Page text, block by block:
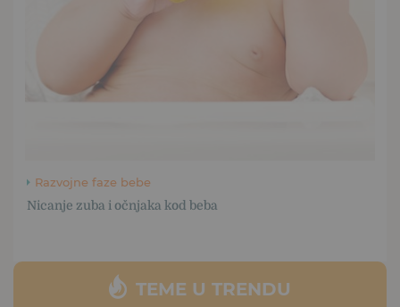
TEME U TRENDU
Razvojne faze bebe
Nicanje zuba i očnjaka kod beba